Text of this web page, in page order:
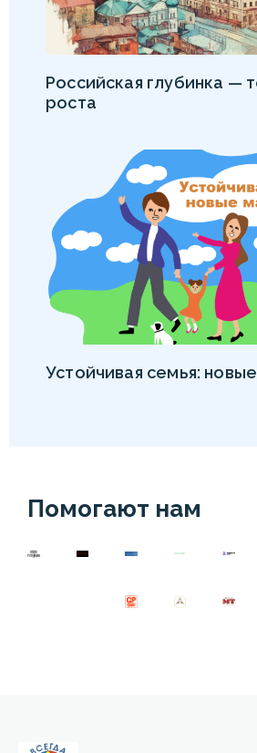
Российская глубинка —
роста
Устойчивая семья:
Помогают нам